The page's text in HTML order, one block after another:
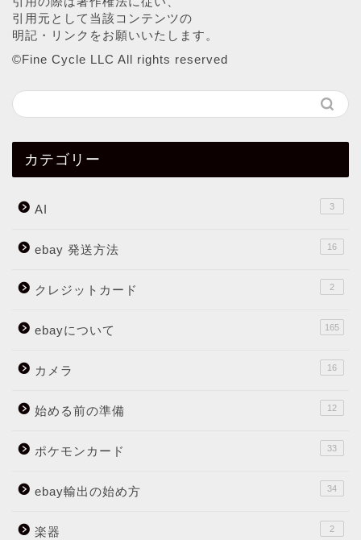
引用元として当該コンテンツの
明記・リンクをお願いいたします。
©︎Fine Cycle LLC All rights reserved
カテゴリー
AI 3
ebay 発送方法 16
クレジットカード 2
ebayについて 165
カメラ 16
始める前の準備 12
ポケモンカード 33
ebay輸出の始め方 34
楽器 2